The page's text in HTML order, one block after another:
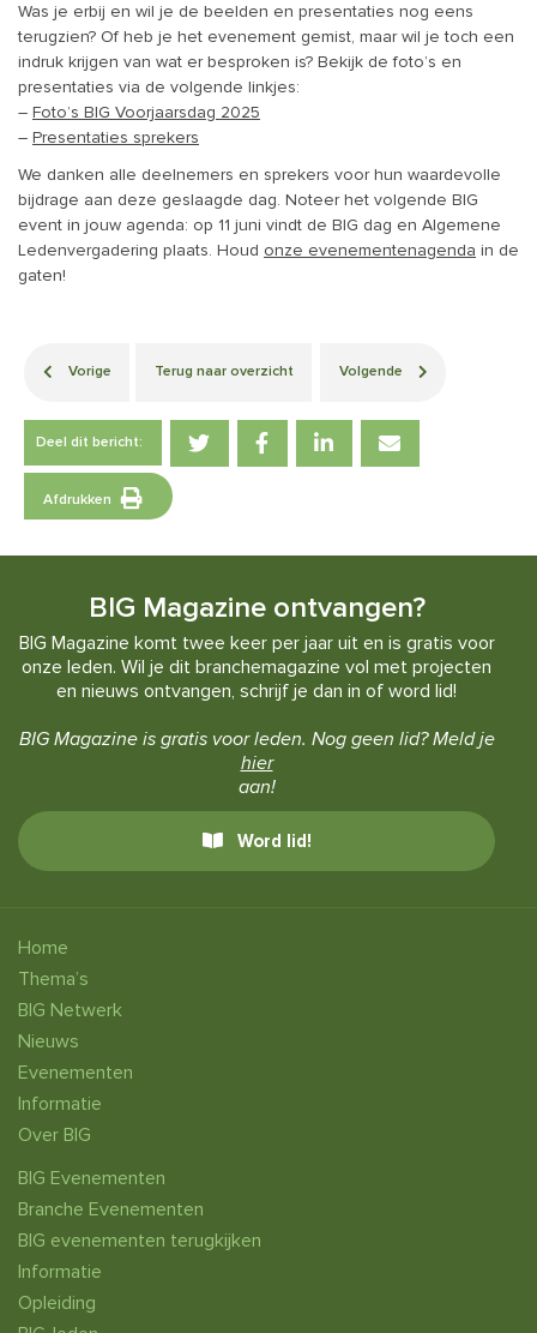
Was je erbij en wil je de beelden en presentaties nog eens
terugzien? Of heb je het evenement gemist, maar wil je toch een
indruk krijgen van wat er besproken is? Bekijk de foto’s en
presentaties via de volgende linkjes:
– Foto’s BIG Voorjaarsdag 2025
– Presentaties sprekers
We danken alle deelnemers en sprekers voor hun waardevolle
bijdrage aan deze geslaagde dag. Noteer het volgende BIG
event in jouw agenda: op 11 juni vindt de BIG dag en Algemene
Ledenvergadering plaats. Houd onze evenementenagenda in de
gaten!
Vorige Terug naar overzicht Volgende
Deel dit bericht:
Afdrukken
BIG Magazine ontvangen?
BIG Magazine komt twee keer per jaar uit en is gratis voor
onze leden. Wil je dit branchemagazine vol met projecten
en nieuws ontvangen, schrijf je dan in of word lid!
BIG Magazine is gratis voor leden. Nog geen lid? Meld je
hier
aan!
Word lid!
Home
Thema’s
BIG Netwerk
Nieuws
Evenementen
Informatie
Over BIG
BIG Evenementen
Branche Evenementen
BIG evenementen terugkijken
Informatie
Opleiding